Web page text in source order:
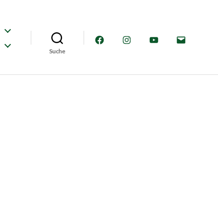
Suche
FacebookInstagramYouTube
E-